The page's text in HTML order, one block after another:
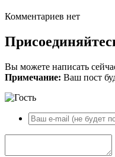
Комментариев нет
Вы можете написать
Примечание: Ваш пост